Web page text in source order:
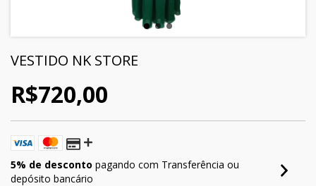
VESTIDO NK STORE
R$720,00
5% de desconto pagando com Transferência ou
depósito bancário